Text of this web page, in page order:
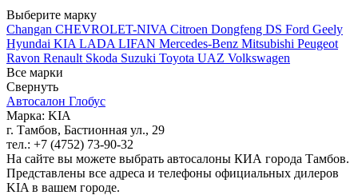
Выберите марку
Changan CHEVROLET-NIVA Citroen Dongfeng DS Ford Geely
Hyundai KIA LADA LIFAN Mercedes-Benz Mitsubishi Peugeot
Ravon Renault Skoda Suzuki Toyota UAZ Volkswagen
Все марки
Свернуть
Автосалон Глобус
Марка: KIA
г. Тамбов, Бастионная ул., 29
тел.: +7 (4752) 73-90-32
На сайте вы можете выбрать автосалоны КИА города Тамбов.
Представлены все адреса и телефоны официальных дилеров
KIA в вашем городе.